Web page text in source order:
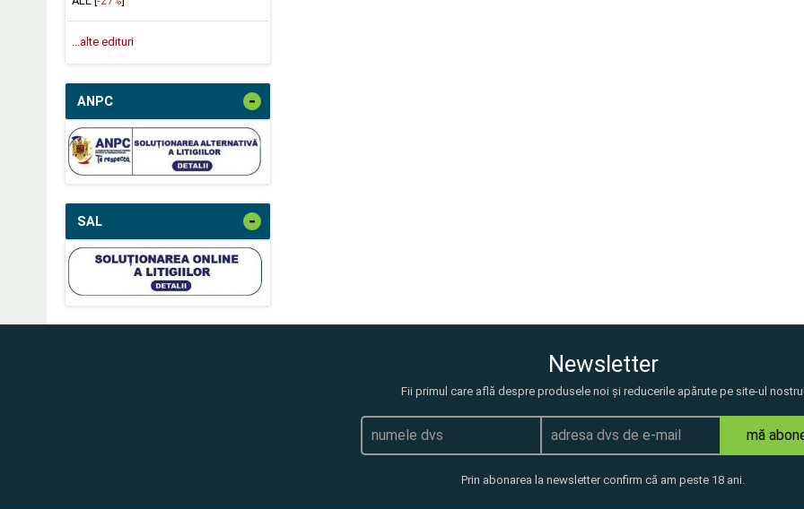
...alte edituri
ANPC -
SAL -
Newsletter
Fii primul care află despre produsele noi și reducerile apărute pe site-ul
mă
Prin abonarea la newsletter confirm că am peste 18 ani.